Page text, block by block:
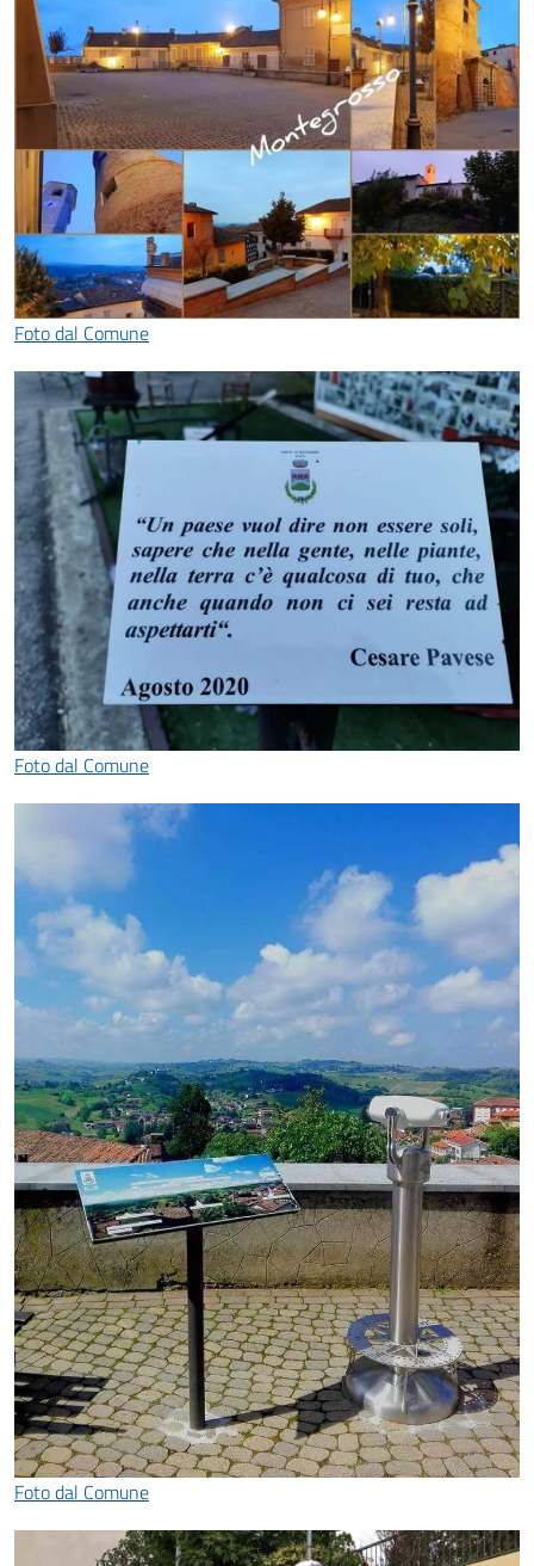
Foto dal Comune
Foto dal Comune
Foto dal Comune